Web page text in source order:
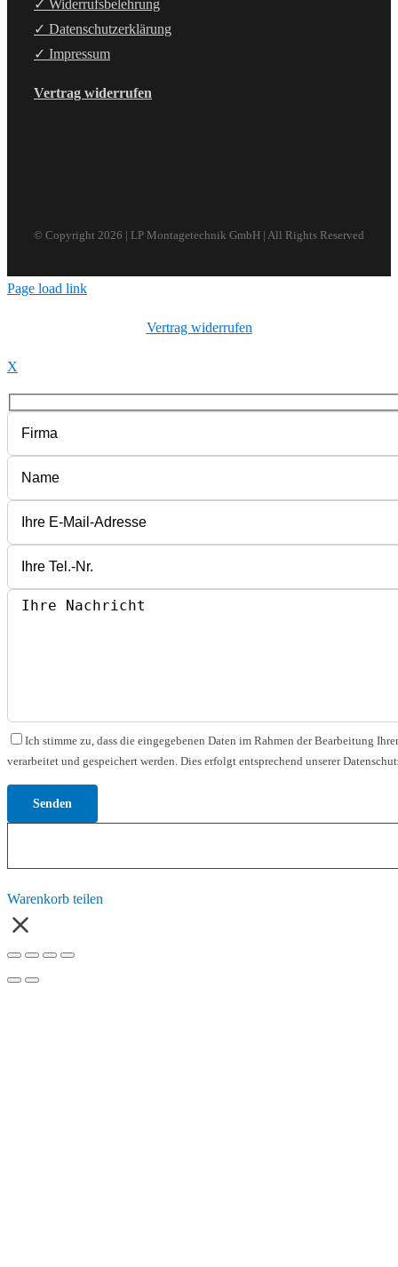
✓ Widerrufsbelehrung
✓ Datenschutzerklärung
✓ Impressum
Vertrag widerrufen
© Copyright 2026 | LP Montagetechnik GmbH | All Rights Reserved
Page load link
Vertrag widerrufen
X
Bitte lasse dieses Feld leer.
Bitte lasse dieses Feld leer.
Bitte lasse dieses Feld leer.
Ich stimme zu, dass die eingegebenen Daten im Rahmen der Bearbeitung
verarbeitet und gespeichert werden. Dies erfolgt entsprechend unserer
Warenkorb teilen